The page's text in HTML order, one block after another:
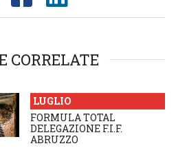
CORRELATE
LUGLIO
FORMULA TOTAL
DELEGAZIONE F.I.F.
ABRUZZO